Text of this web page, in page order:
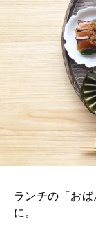
ランチの「お
に。